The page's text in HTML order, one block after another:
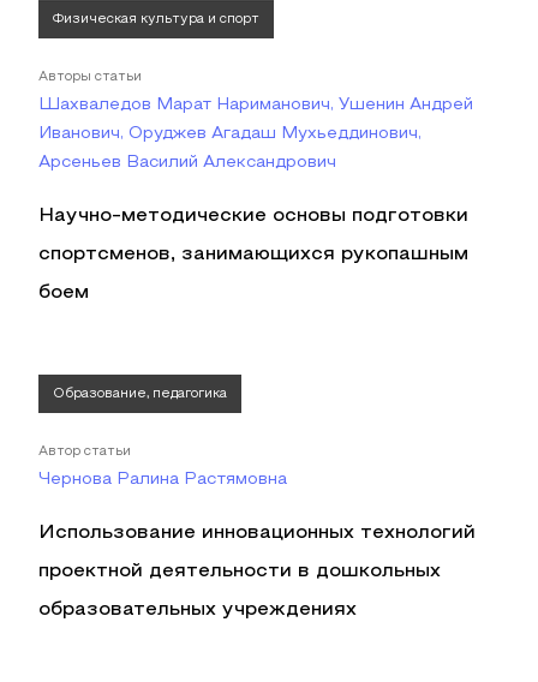
Физическая культура и спорт
Авторы статьи
Шахваледов Марат Нариманович, Ушенин Андрей
Иванович, Оруджев Агадаш Мухьеддинович,
Арсеньев Василий Александрович
Научно-методические основы подготовки
спортсменов, занимающихся рукопашным
боем
Образование, педагогика
Автор статьи
Чернова Ралина Растямовна
Использование инновационных технологий
проектной деятельности в дошкольных
образовательных учреждениях